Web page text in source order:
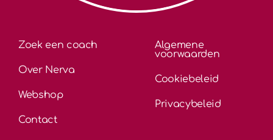
Zoek een coach
Over Nerva
Webshop
Contact
Algemene
voorwaarden
Cookiebeleid
Privacybeleid